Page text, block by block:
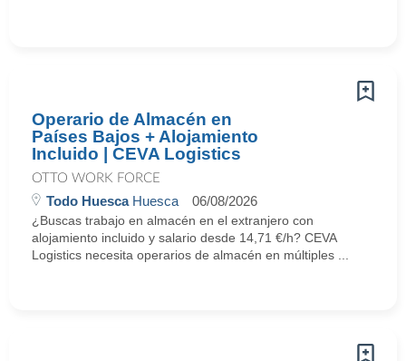
Operario de Almacén en
Países Bajos + Alojamiento
Incluido | CEVA Logistics
OTTO WORK FORCE
Todo HuescaHuesca 06/08/2026
¿Buscas trabajo en almacén en el extranjero con
alojamiento incluido y salario desde 14,71 €/h? CEVA
Logistics necesita operarios de almacén en múltiples ...